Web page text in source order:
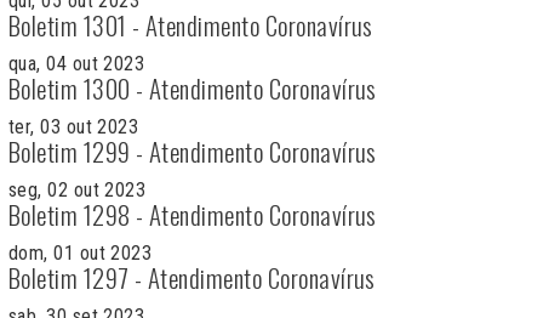
Boletim 1301 - Atendimento Coronavírus
qua, 04 out 2023
Boletim 1300 - Atendimento Coronavírus
ter, 03 out 2023
Boletim 1299 - Atendimento Coronavírus
seg, 02 out 2023
Boletim 1298 - Atendimento Coronavírus
dom, 01 out 2023
Boletim 1297 - Atendimento Coronavírus